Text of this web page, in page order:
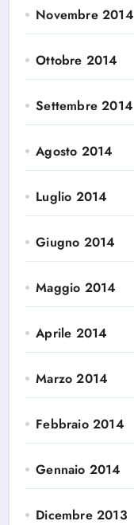
Novembre 2014
Ottobre 2014
Settembre 2014
Agosto 2014
Luglio 2014
Giugno 2014
Maggio 2014
Aprile 2014
Marzo 2014
Febbraio 2014
Gennaio 2014
Dicembre 2013